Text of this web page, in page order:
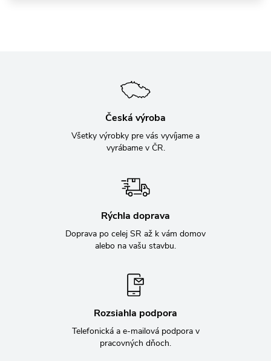
Česká výroba
Všetky výrobky pre vás vyvíjame a
vyrábame v ČR.
Rýchla doprava
Doprava po celej SR až k vám domov
alebo na vašu stavbu.
Rozsiahla podpora
Telefonická a e-mailová podpora v
pracovných dňoch.